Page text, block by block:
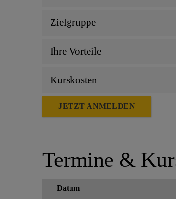
Zielgruppe
Ihre Vorteile
Kurskosten
JETZT ANMELDEN
Termine &
Datum